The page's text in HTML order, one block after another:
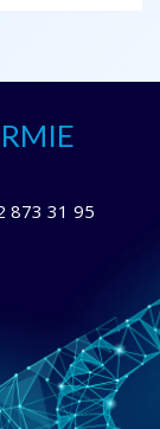
873 31 95